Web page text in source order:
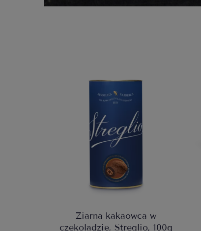
Ziarna kakaowca w
czekoladzie, Streglio, 100g